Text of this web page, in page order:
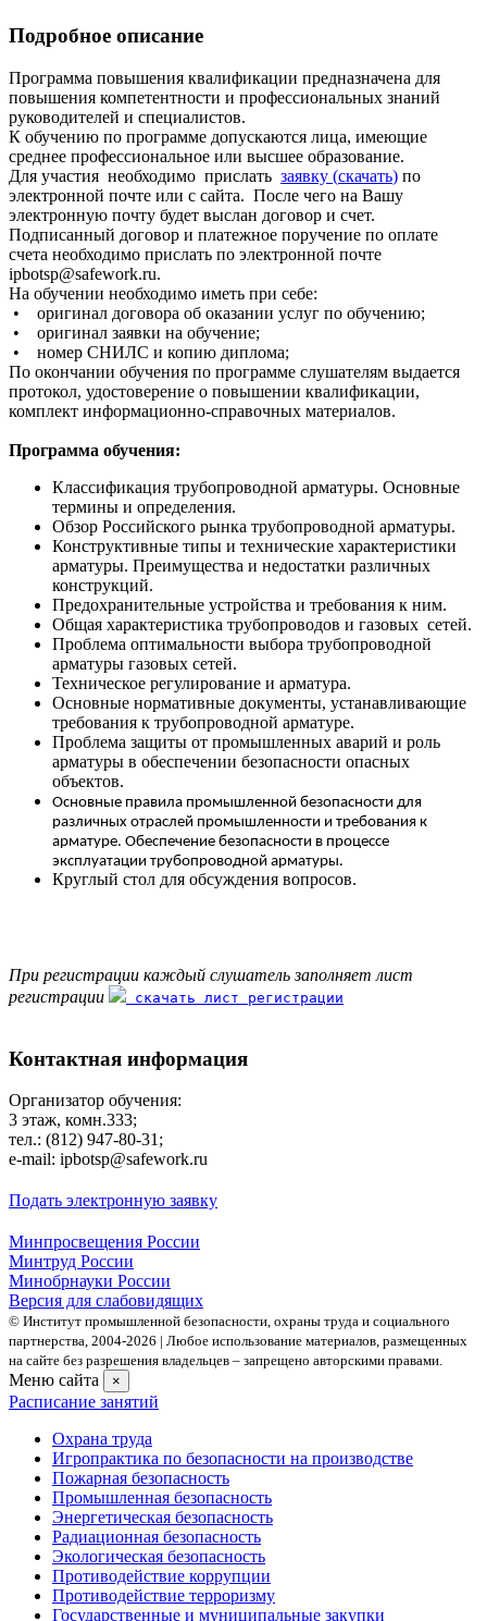
Подробное описание
Программа повышения квалификации предназначена для
повышения компетентности и профессиональных знаний
руководителей и специалистов.
К обучению по программе допускаются лица, имеющие
среднее профессиональное или высшее образование.
Для участия необходимо прислать заявку (скачать) по
электронной почте или с сайта. После чего на Вашу
электронную почту будет выслан договор и счет.
Подписанный договор и платежное поручение по оплате
счета необходимо прислать по электронной почте
ipbotsp@safework.ru.
На обучении необходимо иметь при себе:
• оригинал договора об оказании услуг по обучению;
• оригинал заявки на обучение;
• номер СНИЛС и копию диплома;
По окончании обучения по программе слушателям выдается
протокол, удостоверение о повышении квалификации,
комплект информационно-справочных материалов.
Программа обучения:
Классификация трубопроводной арматуры. Основные
термины и определения.
Обзор Российского рынка трубопроводной арматуры.
Конструктивные типы и технические характеристики
арматуры. Преимущества и недостатки различных
конструкций.
Предохранительные устройства и требования к ним.
Общая характеристика трубопроводов и газовых сетей.
Проблема оптимальности выбора трубопроводной
арматуры газовых сетей.
Техническое регулирование и арматура.
Основные нормативные документы, устанавливающие
требования к трубопроводной арматуре.
Проблема защиты от промышленных аварий и роль
арматуры в обеспечении безопасности опасных
объектов.
Основные правила промышленной безопасности для
различных отраслей промышленности и требования к
арматуре. Обеспечение безопасности в процессе
эксплуатации трубопроводной арматуры.
Круглый стол для обсуждения вопросов.
При регистрации каждый слушатель заполняет лист
регистрации
скачать лист регистрации
Контактная информация
Организатор обучения:
3 этаж, комн.333;
тел.: (812) 947-80-31;
e-mail: ipbotsp@safework.ru
Подать электронную заявку
Минпросвещения России
Минтруд России
Минобрнауки России
Версия для слабовидящих
© Институт промышленной безопасности, охраны труда и социального
партнерства, 2004- 2026 | Любое использование материалов, размещенных
на сайте без разрешения владельцев – запрещено авторскими правами.
Меню сайта ×
Расписание занятий
Охрана труда
Игропрактика по безопасности на производстве
Пожарная безопасность
Промышленная безопасность
Энергетическая безопасность
Радиационная безопасность
Экологическая безопасность
Противодействие коррупции
Противодействие терроризму
Государственные и муниципальные закупки